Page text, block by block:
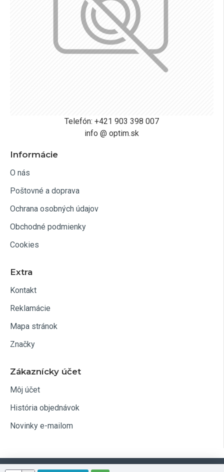
Telefón: +421 903 398 007
info @ optim.sk
Informácie
O nás
Poštovné a doprava
Ochrana osobných údajov
Obchodné podmienky
Cookies
Extra
Kontakt
Reklamácie
Mapa stránok
Značky
Zákaznícky účet
Môj účet
História objednávok
Novinky e-mailom